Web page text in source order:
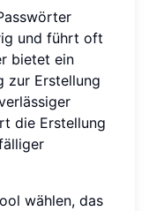
und führt oft
bietet ein
zur Erstellung
die Erstellung
wählen, das